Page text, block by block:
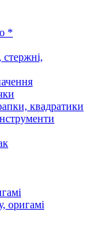
*
стержні,
квадратики
оригамі